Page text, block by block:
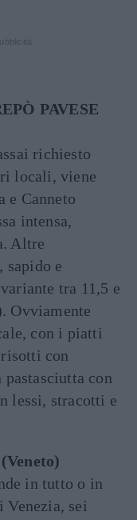
PAVESE
richiesto
locali, viene
e Canneto
intensa,
Altre
sapido e
tra 11,5 e
Ovviamente
con i piatti
con
con
lessi, stracotti e
in tutto o in
sei